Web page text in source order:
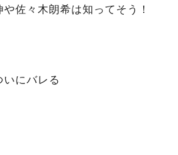
佐々木朗希は知ってそう！
いにバレる